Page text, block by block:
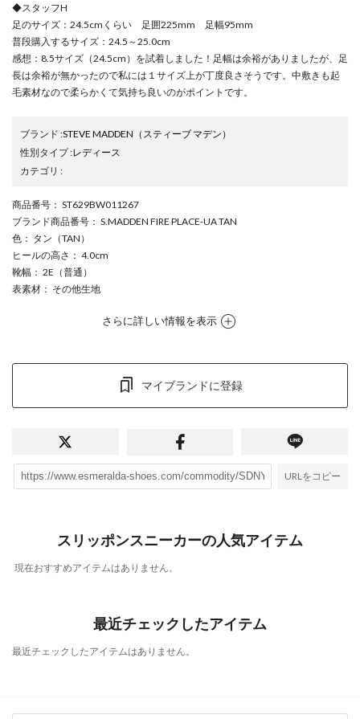
◆スタッフH
足のサイズ：24.5cmくらい 足囲225mm 足幅95mm
普段購入するサイズ：24.5～25.0cm
感想：8.5サイズ（24.5cm）を試着しました！足幅は余裕がありましたが、足
長は余裕が無かったので私には１サイズ上が丁度良さそうです。中敷きも起
毛素材なので柔らかくて気持ち良いのがポイントです。
ブランド :STEVE MADDEN （スティーブ マデン）
性別タイプ:レディース
カテゴリ :
商品番号 ： ST629BW011267
ブランド商品番号 ： S.MADDEN FIRE PLACE-UA TAN
色 ： タン（TAN）
ヒールの高さ ： 4.0cm
靴幅 ： 2E（普通）
表素材 ： その他生地
さらに詳しい情報を表示
マイブランドに登録
URLをコピー
スリッポンスニーカーの人気アイテム
現在おすすめアイテムはありません。
最近チェックしたアイテム
最近チェックしたアイテムはありません。